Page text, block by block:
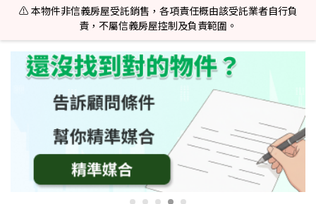
⚠️ 本物件非信義房屋受託銷售，各項責任概由該受託業者自行負
責，不屬信義房屋控制及負責範圍。